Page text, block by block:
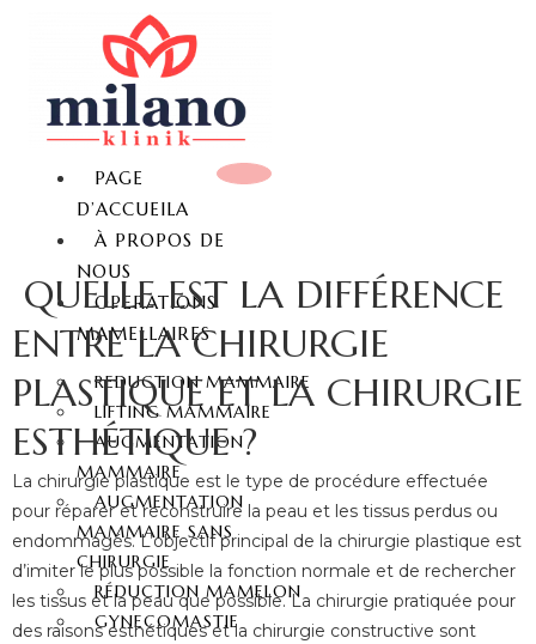
PAGE
D’ACCUEILA
À PROPOS DE
NOUS
OPERATIONS
MAMELLAIRES
REDUCTION MAMMAIRE
LIFTING MAMMAIRE
AUGMENTATION
MAMMAIRE
AUGMENTATION
MAMMAIRE SANS
CHIRURGIE
RÉDUCTION MAMELON
GYNECOMASTIE
QUELLE EST LA DIFFÉRENCE
ENTRE LA CHIRURGIE
PLASTIQUE ET LA CHIRURGIE
ESTHÉTIQUE ?
La chirurgie plastique est le type de procédure effectuée
pour réparer et reconstruire la peau et les tissus perdus ou
endommagés. L’objectif principal de la chirurgie plastique est
d’imiter le plus possible la fonction normale et de rechercher
les tissus et la peau que possible. La chirurgie pratiquée pour
des raisons esthétiques et la chirurgie constructive sont